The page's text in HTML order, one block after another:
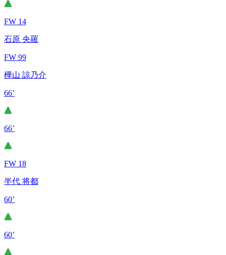
FW 14
石原 央羅
FW 99
樺山 諒乃介
66’
66’
FW 18
半代 将都
60’
60’